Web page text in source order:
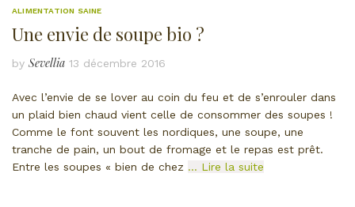
ALIMENTATION SAINE
Une envie de soupe bio ?
by Sevellia 13 décembre 2016
Avec l’envie de se lover au coin du feu et de s’enrouler dans
un plaid bien chaud vient celle de consommer des soupes !
Comme le font souvent les nordiques, une soupe, une
tranche de pain, un bout de fromage et le repas est prêt.
Entre les soupes « bien de chez … Lire la suite